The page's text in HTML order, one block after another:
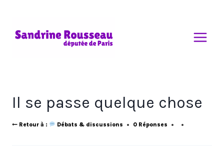
Il se passe quelque chose
Retour à : Débats & discussions 0 Réponses